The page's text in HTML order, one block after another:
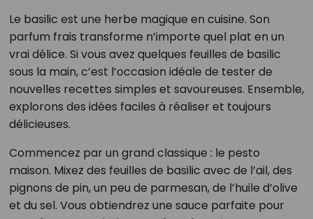
Le basilic est une herbe magique en cuisine. Son
parfum frais transforme n’importe quel plat en un
vrai délice. Si vous avez quelques feuilles de basilic
sous la main, c’est l’occasion idéale de tester de
nouvelles recettes simples et savoureuses. Ensemble,
explorons des idées faciles à réaliser et toujours
délicieuses.
Commencez par un grand classique : le pesto
maison. Mixez des feuilles de basilic avec de l’ail, des
pignons de pin, un peu de parmesan, de l’huile d’olive
et du sel. Vous obtiendrez une sauce parfaite pour